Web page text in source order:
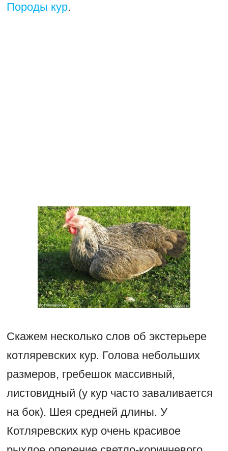
Породы кур.
Скажем несколько слов об экстерьере
котляревских кур. Голова небольших
размеров, гребешок массивный,
листовидный (у кур часто заваливается
на бок). Шея средней длины. У
Котляревских кур очень красивое